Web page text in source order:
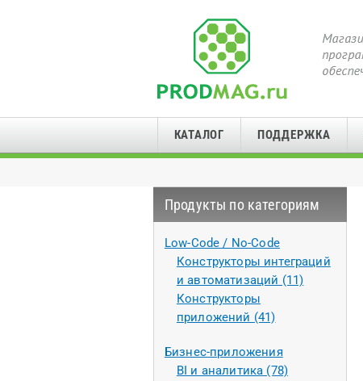
КАТАЛОГ ПОДДЕРЖКА
Продукты по категориям
Low-Code / No-Code
Конструкторы интеграций
и автоматизаций (11)
Конструкторы
приложений (41)
Бизнес-приложения
BI и аналитика (78)